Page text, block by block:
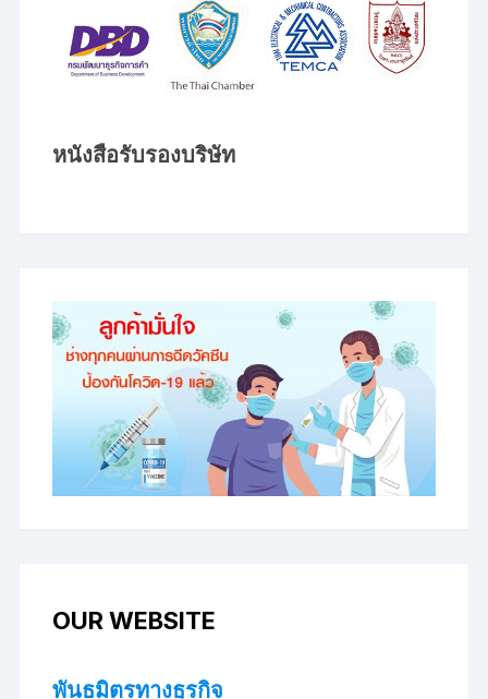
หนังสือรับรองบริษัท
OUR WEBSITE
พันธมิตรทางธุรกิจ